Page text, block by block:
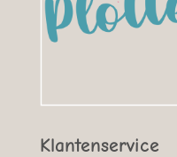
Klantenservice